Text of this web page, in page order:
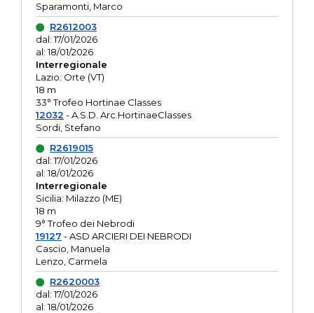
Sparamonti, Marco
R2612003
dal: 17/01/2026
al: 18/01/2026
Interregionale
Lazio: Orte (VT)
18 m
33° Trofeo Hortinae Classes
12032 - A.S.D. Arc.HortinaeClasses
Sordi, Stefano
R2619015
dal: 17/01/2026
al: 18/01/2026
Interregionale
Sicilia: Milazzo (ME)
18 m
9° Trofeo dei Nebrodi
19127 - ASD ARCIERI DEI NEBRODI
Cascio, Manuela
Lenzo, Carmela
R2620003
dal: 17/01/2026
al: 18/01/2026